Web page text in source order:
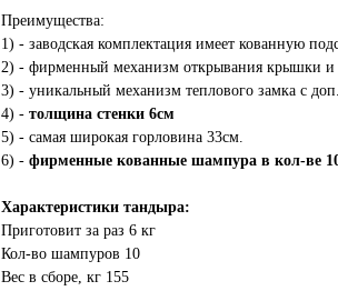
Преимущества:
1) - заводская комплектация имеет кованную
2) - фирменный механизм открывания крышки и
3) - уникальный механизм теплового замка с
4) - толщина стенки 6см
5) - самая широкая горловина 33см.
6) - фирменные кованные шампура в кол-ве
Характеристики тандыра:
Приготовит за раз 6 кг
Кол-во шампуров 10
Вес в сборе, кг 155